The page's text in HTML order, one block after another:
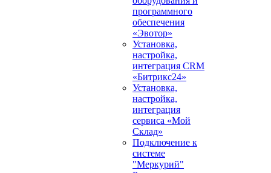
программного
обеспечения
«Эвотор»
Установка,
настройка,
интеграция CRM
«Битрикс24»
Установка,
настройка,
интеграция
сервиса «Мой
Склад»
Подключение к
системе
"Меркурий"